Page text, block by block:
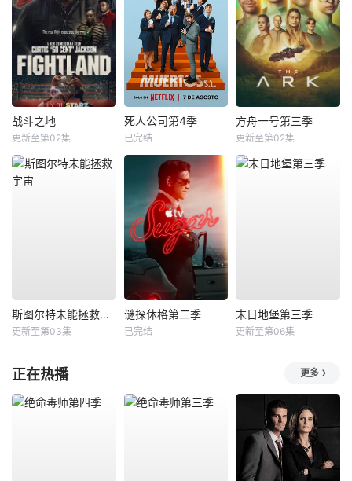
战斗之地
更新至第02集
死人公司第4季
已完结
方舟一号第三季
更新至第02集
斯图尔特未能拯救宇宙
更新至第03集
谜探休格第二季
已完结
末日地堡第三季
更新至第06集
正在热播 更多